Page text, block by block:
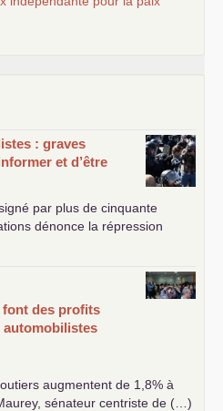
: graves
et d’être
par plus de cinquante
dénonce la répression
font des profits
automobilistes
augmentent de 1,8% à
sénateur centriste de (…)